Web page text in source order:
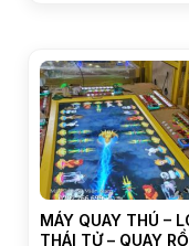
MÁY QUAY THÚ –
THÁI TỬ – QUAY